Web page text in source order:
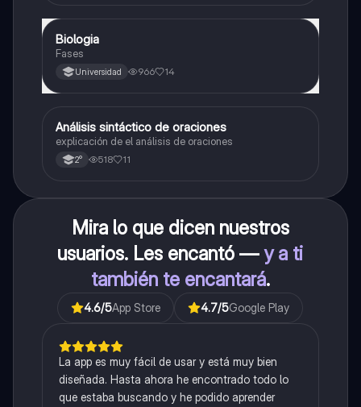
Biología
Biologia
Fases
Universidad 966 14
Lengua
Análisis sintáctico de oraciones
explicación de el análisis de oraciones
2° 518 11
Mira lo que dicen nuestros
usuarios. Les encantó —y a ti
también te encantará.
4.6/5App Store 4.7/5Google Play
La app es muy fácil de usar y está muy bien
diseñada. Hasta ahora he encontrado todo lo
que estaba buscando y he podido aprender